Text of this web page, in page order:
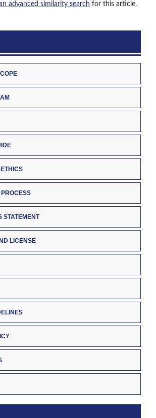
advanced similarity search for this article.
STATEMENT
LICENSE